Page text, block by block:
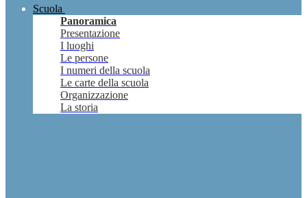
Scuola
Panoramica
Presentazione
I luoghi
Le persone
I numeri della scuola
Le carte della scuola
Organizzazione
La storia